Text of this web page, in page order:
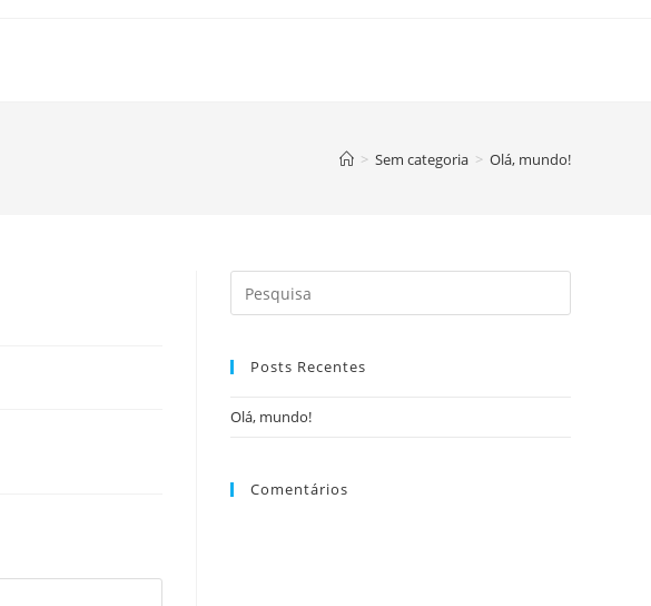
> Sem categoria > Olá, mundo!
Posts Recentes
Olá, mundo!
Comentários